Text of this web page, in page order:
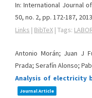
In:International Journal
50, no. 2, pp. 172-187, 2013
Links | BibTeX| Tags:
Antonio Morán; Juan J
Prada; Serafín Alonso;
Analysis of electricity
Journal Article